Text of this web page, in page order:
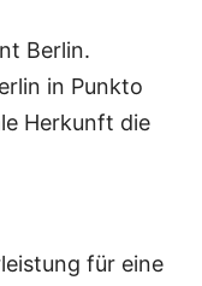
Berlin.
in Punkto
Herkunft die
für eine